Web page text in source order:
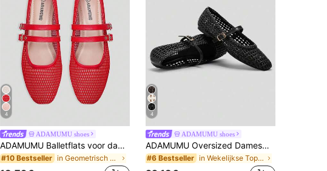
4
ADAMUMU shoes
ADAMUMU Balletflats voor dames met visnet- en holle uitsparingen, lichtgewicht mesh, twee elegante gespen, doordacht geperforeerd ontwerp, comfortabele en ademende mode, Ballet Core
#10 Bestseller in Geometrisch Vrouwen Flats
4
ADAMUMU shoes
ADAMUMU Oversized Damesmode Handgemaakte PU Geweven Hoogwaardige Mary Jane Ballet Schoenen, Enkele Band Met Metalen Gesp, Ademend Geweven Ontwerp, Comfortabele Platte Zool, Dames Dagelijkse Woon-werkverkeer / Vakantie Casual Schoenen
#6 Bestseller in Wekelijkse Topgroeiers Dames platte schoenen